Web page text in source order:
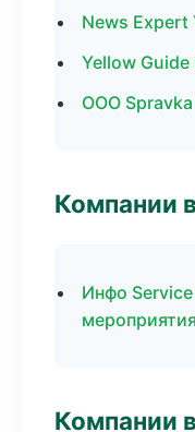
News
Yellow
ООО
Компании
Инфо
мероприятия
Компании